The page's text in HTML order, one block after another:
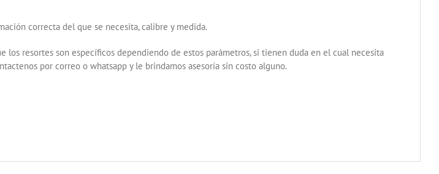
correcta del que se necesita, calibre y medida.
los resortes son específicos dependiendo de estos parámetros, si tienen duda en el cual necesita
por correo o whatsapp y le brindamos asesoría sin costo alguno.